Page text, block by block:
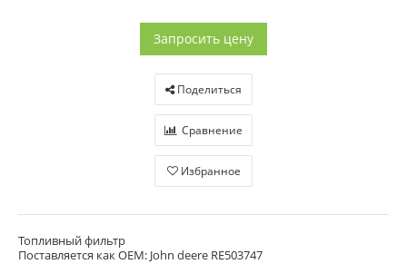
Запросить цену
Поделиться
Сравнение
Избранное
Топливный фильтр
Поставляется как OEM: John deere RE503747